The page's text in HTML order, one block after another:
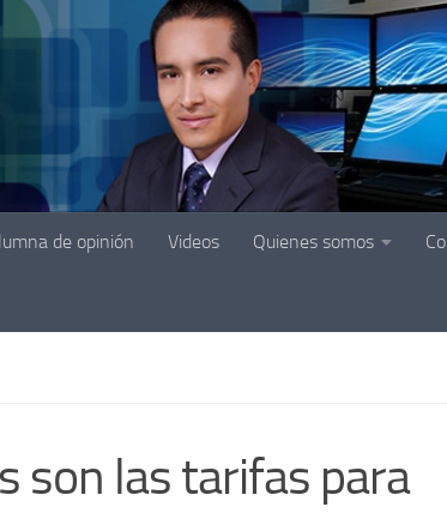
de opinión Videos Quienes somos
son las tarifas para